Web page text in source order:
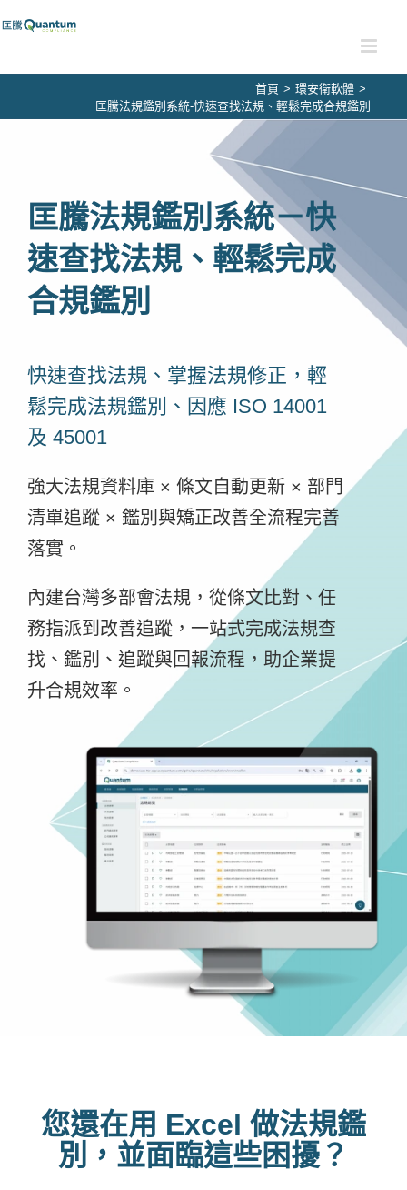
to
首頁 > 環安衛軟體 >
匡騰法規鑑別系統-快速查找法規、輕鬆完成合規鑑別
匡騰法規鑑別系統－快
速查找法規、輕鬆完成
合規鑑別
快速查找法規、掌握法規修正，輕
鬆完成法規鑑別、因應 ISO 14001
及 45001
強大法規資料庫 × 條文自動更新 × 部門
清單追蹤 × 鑑別與矯正改善全流程完善
落實。
內建台灣多部會法規，從條文比對、任
務指派到改善追蹤，一站式完成法規查
找、鑑別、追蹤與回報流程，助企業提
升合規效率。
您還在用 Excel 做法規鑑
別，並面臨這些困擾？